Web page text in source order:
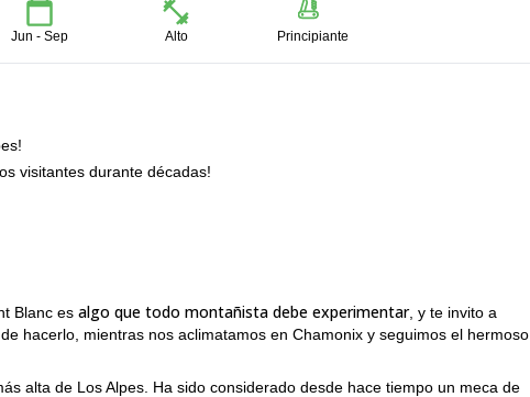
Jun - Sep Alto Principiante
visitantes durante décadas!
Blanc es algo que todo montañista debe experimentar, y te invito a
hacerlo, mientras nos aclimatamos en Chamonix y seguimos el hermoso
alta de Los Alpes. Ha sido considerado desde hace tiempo un meca de